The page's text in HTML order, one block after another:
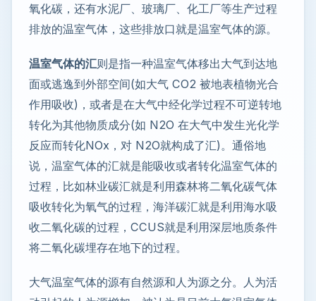
氧化碳，还有水泥厂、玻璃厂、化工厂等生产过程
排放的温室气体，这些排放口就是温室气体的源。
温室气体的汇则是指一种温室气体移出大气到达地
面或逃逸到外部空间(如大气 CO2 被地表植物光合
作用吸收)，或者是在大气中经化学过程不可逆转地
转化为其他物质成分(如 N2O 在大气中发生光化学
反应而转化NOx，对 N2O就构成了汇)。通俗地
说，温室气体的汇就是能吸收或者转化温室气体的
过程，比如林业碳汇就是利用森林将二氧化碳气体
吸收转化为氧气的过程，海洋碳汇就是利用海水吸
收二氧化碳的过程，CCUS就是利用深层地质条件
将二氧化碳埋存在地下的过程。
大气温室气体的源有自然源和人为源之分。人为活